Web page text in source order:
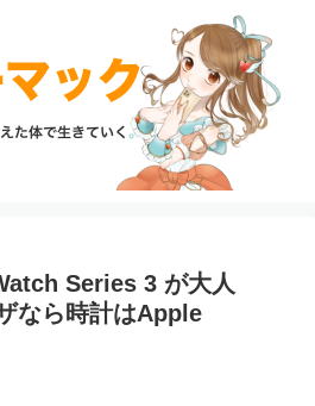
Series 3 が大人
なら時計はApple